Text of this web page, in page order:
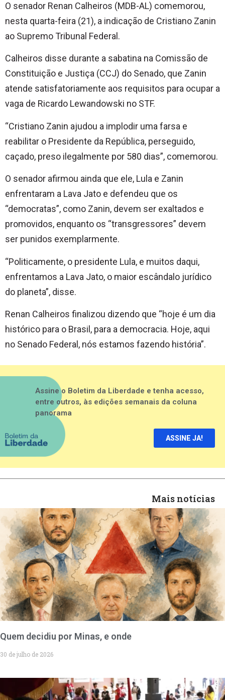
O senador Renan Calheiros (MDB-AL) comemorou,
nesta quarta-feira (21), a indicação de Cristiano Zanin
ao Supremo Tribunal Federal.
Calheiros disse durante a sabatina na Comissão de
Constituição e Justiça (CCJ) do Senado, que Zanin
atende satisfatoriamente aos requisitos para ocupar a
vaga de Ricardo Lewandowski no STF.
“Cristiano Zanin ajudou a implodir uma farsa e
reabilitar o Presidente da República, perseguido,
caçado, preso ilegalmente por 580 dias”, comemorou.
O senador afirmou ainda que ele, Lula e Zanin
enfrentaram a Lava Jato e defendeu que os
“democratas”, como Zanin, devem ser exaltados e
promovidos, enquanto os “transgressores” devem
ser punidos exemplarmente.
“Politicamente, o presidente Lula, e muitos daqui,
enfrentamos a Lava Jato, o maior escândalo jurídico
do planeta”, disse.
Renan Calheiros finalizou dizendo que “hoje é um dia
histórico para o Brasil, para a democracia. Hoje, aqui
no Senado Federal, nós estamos fazendo história”.
Assine o Boletim da Liberdade e tenha acesso,
entre outros, às edições semanais da coluna
panorama
ASSINE JA!
Mais notícias
Quem decidiu por Minas, e onde
30 de julho de 2026